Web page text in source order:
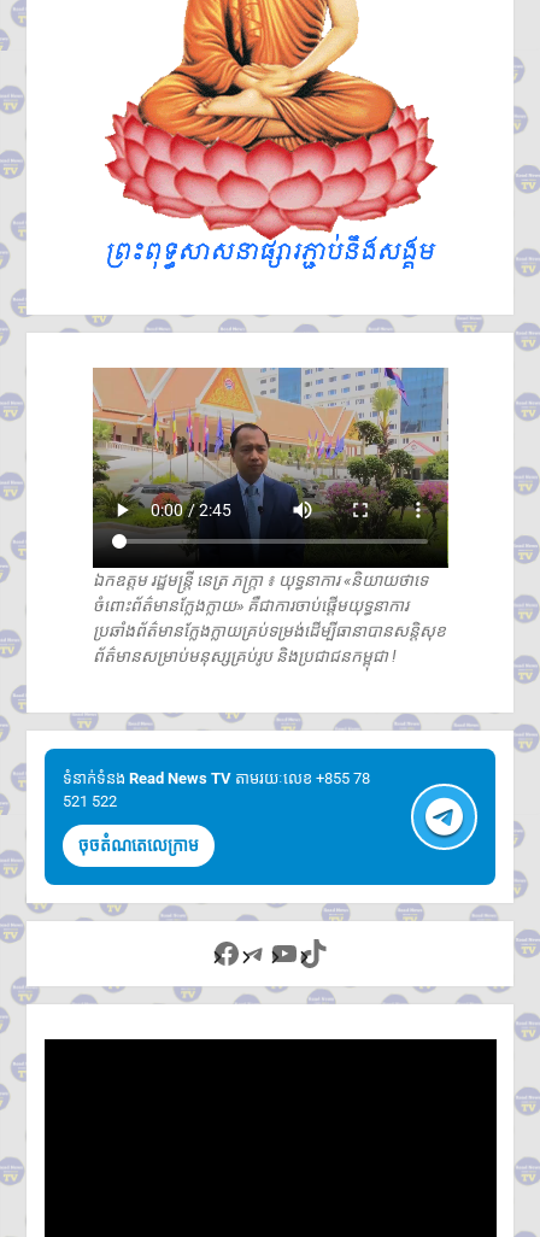
ឯកឧត្តម រដ្ឋមន្ត្រី នេត្រ ភក្រ្តា ៖ យុទ្ធនាការ «និយាយថាទេ
ចំពោះព័ត៌មានក្លែងក្លាយ» គឺជាការចាប់ផ្តើមយុទ្ធនាការ
ប្រឆាំងព័ត៌មានក្លែងក្លាយគ្រប់ទម្រង់ដើម្បីធានាបានសន្តិសុខ
ព័ត៌មានសម្រាប់មនុស្សគ្រប់រូប និងប្រជាជនកម្ពុជា !
ទំនាក់ទំនង​​ Read News TV តាមរយៈលេខ +855 78
521 522
ចុចតំណតេលេក្រាម
Facebook
Telegram
YouTube
TikTok